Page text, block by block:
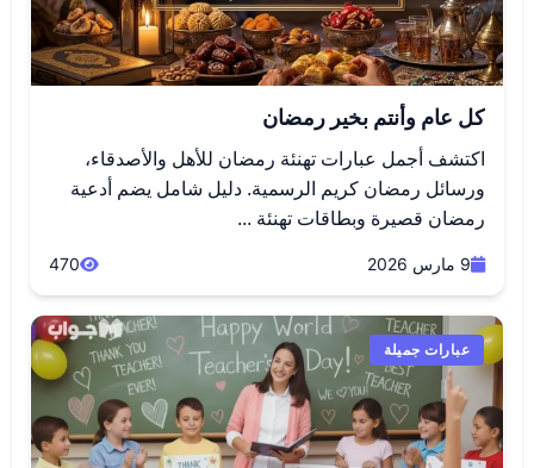
كل عام وأنتم بخير رمضان
اكتشف أجمل عبارات تهنئة رمضان للأهل والأصدقاء،
ورسائل رمضان كريم الرسمية. دليل شامل يضم أدعية
رمضان قصيرة وبطاقات تهنئة ...
9 مارس 2026 470
عبارات جميلة